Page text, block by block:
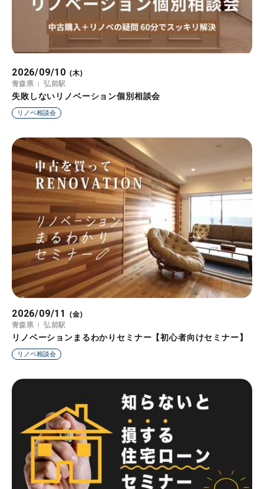
2026/09/10 (木)
青森県
弘前駅
失敗しないリノベーション個別相談会
リノベ相談会
2026/09/11
(金)
青森県
弘前駅
リノベーションまるわかりセミナー【初心者向けセミナー】
リノベ相談会